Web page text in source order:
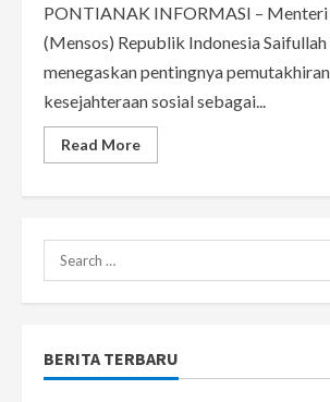
PONTIANAK INFORMASI – Menteri
(Mensos) Republik Indonesia Saifullah
menegaskan pentingnya
kesejahteraan sosial sebagai...
Read MoreRead
more
Jadi
Search
for:
BERITA TERBARU